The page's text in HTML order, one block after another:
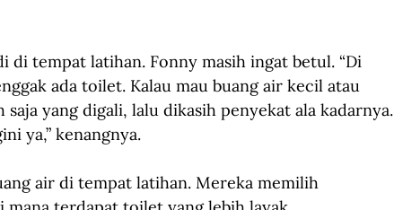
tempat latihan. Fonny masih ingat betul. “Di
ada toilet. Kalau mau buang air kecil atau
yang digali, lalu dikasih penyekat ala kadarnya.
ya,” kenangnya.
air di tempat latihan. Mereka memilih